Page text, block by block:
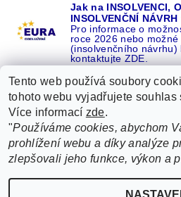
Jak na INSOLVENCI,
INSOLVENČNÍ
Pro informace o
roce 2026 nebo
(insolvenčního
kontaktujte ZDE.
Recenze o NÁS na GOOGLE 16
Recenze o NÁS na
ŽÁDEJTE život BEZ DLUHŮ
EURA oddlužení, insolvence a osobní
Tento web používá soubory
tohoto webu vyjadřujete
Více informací zde.
"Používáme cookies, abychom
prohlížení webu a díky analýze
zlepšovali jeho funkce, výkon a